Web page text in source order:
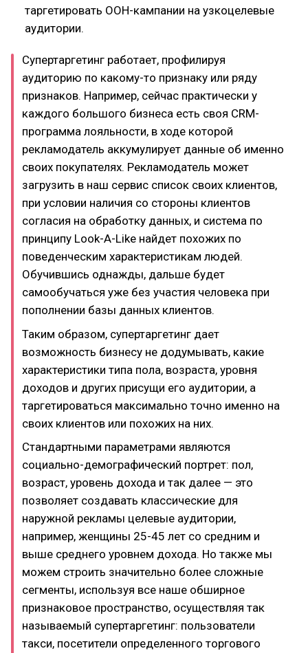
таргетировать OOH-кампании на узкоцелевые
аудитории.
Супертаргетинг работает, профилируя
аудиторию по какому-то признаку или ряду
признаков. Например, сейчас практически у
каждого большого бизнеса есть своя CRM-
программа лояльности, в ходе которой
рекламодатель аккумулирует данные об именно
своих покупателях. Рекламодатель может
загрузить в наш сервис список своих клиентов,
при условии наличия со стороны клиентов
согласия на обработку данных, и система по
принципу Look-A-Like найдет похожих по
поведенческим характеристикам людей.
Обучившись однажды, дальше будет
самообучаться уже без участия человека при
пополнении базы данных клиентов.
Таким образом, супертаргетинг дает
возможность бизнесу не додумывать, какие
характеристики типа пола, возраста, уровня
доходов и других присущи его аудитории, а
таргетироваться максимально точно именно на
своих клиентов или похожих на них.
Стандартными параметрами являются
социально-демографический портрет: пол,
возраст, уровень дохода и так далее — это
позволяет создавать классические для
наружной рекламы целевые аудитории,
например, женщины 25-45 лет со средним и
выше среднего уровнем дохода. Но также мы
можем строить значительно более сложные
сегменты, используя все наше обширное
признаковое пространство, осуществляя так
называемый супертаргетинг: пользователи
такси, посетители определенного торгового